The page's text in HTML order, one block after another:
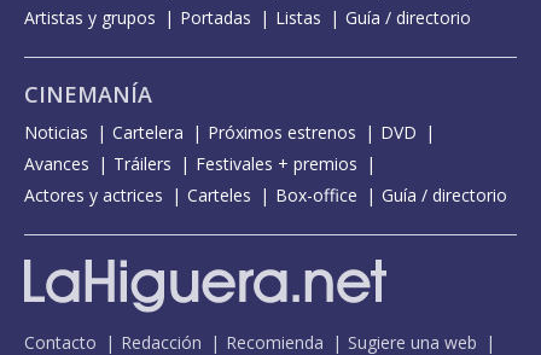
Artistas y grupos
Portadas Listas Guía / directorio
CINEMANÍA
Noticias Cartelera Próximos estrenos
DVD
Avances
Tráilers
Festivales + premios
Actores y actrices
Carteles Box-office Guía / directorio
Contacto Redacción Recomienda
Sugiere una web